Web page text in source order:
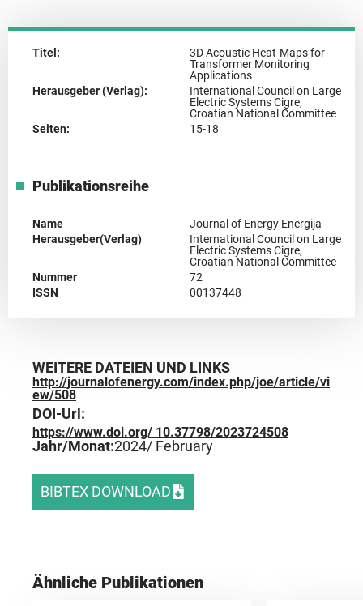
Titel:
3D Acoustic Heat-Maps for
Transformer Monitoring
Applications
Herausgeber (Verlag):
International Council on Large
Electric Systems Cigre,
Croatian National Committee
Seiten:
15-18
Publikationsreihe
Name
Journal of Energy Energija
Herausgeber(Verlag)
International Council on Large
Electric Systems Cigre,
Croatian National Committee
Nummer
72
ISSN
00137448
WEITERE DATEIEN UND LINKS
http://journalofenergy.com/index.php/joe/article/vi
ew/508
DOI-Url:
https://www.doi.org/ 10.37798/2023724508
Jahr/Monat:2024/ February
BIBTEX DOWNLOAD
Ähnliche Publikationen